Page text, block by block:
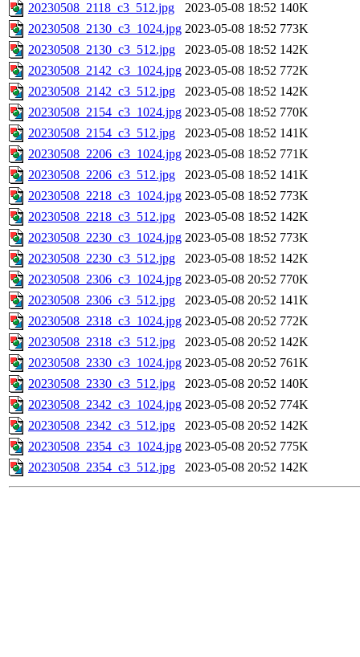
20230508_2118_c3_512.jpg
2023-05-08 18:52 140K
20230508_2130_c3_1024.jpg 2023-05-08 18:52 773K
20230508_2130_c3_512.jpg
2023-05-08 18:52 142K
20230508_2142_c3_1024.jpg 2023-05-08 18:52 772K
20230508_2142_c3_512.jpg
2023-05-08 18:52 142K
20230508_2154_c3_1024.jpg 2023-05-08 18:52 770K
20230508_2154_c3_512.jpg
2023-05-08 18:52 141K
20230508_2206_c3_1024.jpg 2023-05-08 18:52 771K
20230508_2206_c3_512.jpg
2023-05-08 18:52 141K
20230508_2218_c3_1024.jpg 2023-05-08 18:52 773K
20230508_2218_c3_512.jpg
2023-05-08 18:52 142K
20230508_2230_c3_1024.jpg 2023-05-08 18:52 773K
20230508_2230_c3_512.jpg
2023-05-08 18:52 142K
20230508_2306_c3_1024.jpg 2023-05-08 20:52 770K
20230508_2306_c3_512.jpg
2023-05-08 20:52 141K
20230508_2318_c3_1024.jpg 2023-05-08 20:52 772K
20230508_2318_c3_512.jpg
2023-05-08 20:52 142K
20230508_2330_c3_1024.jpg 2023-05-08 20:52 761K
20230508_2330_c3_512.jpg
2023-05-08 20:52 140K
20230508_2342_c3_1024.jpg 2023-05-08 20:52 774K
20230508_2342_c3_512.jpg
2023-05-08 20:52 142K
20230508_2354_c3_1024.jpg 2023-05-08 20:52 775K
20230508_2354_c3_512.jpg
2023-05-08 20:52 142K